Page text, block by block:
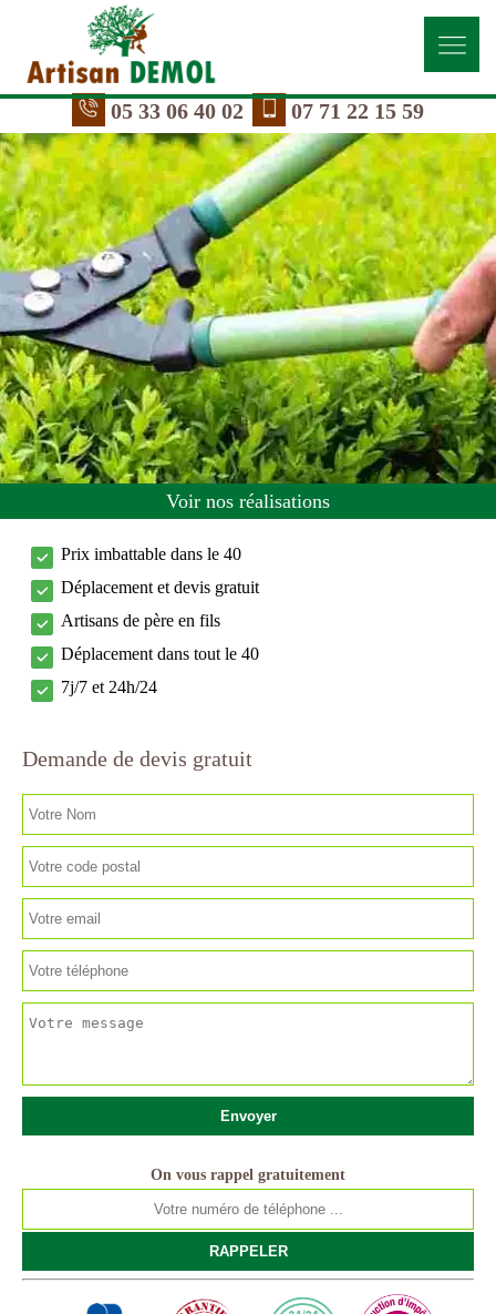
05 33 06 40 02 07 71 22 15 59
Voir nos réalisations
Prix imbattable dans le 40
Déplacement et devis gratuit
Artisans de père en fils
Déplacement dans tout le 40
7j/7 et 24h/24
Demande de devis gratuit
On vous rappel gratuitement